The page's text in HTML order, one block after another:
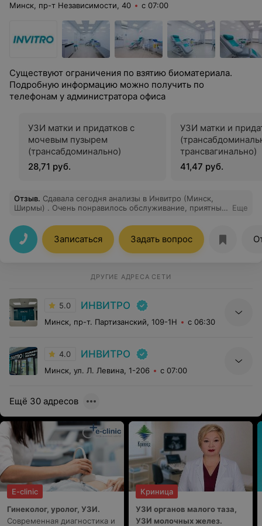
Минск, пр-т Независимости, 40 с 07:00
Существуют ограничения по взятию биоматериала.
Подробную информацию можно получить по
телефонам у администратора офиса
УЗИ матки и придатков с
мочевым пузырем
(трансабдоминально)
28,71 руб.
УЗИ матки и
трансвагинально)
41,47 руб.
Отзыв. Сдавала сегодня анализы в Инвитро (Минск,
Ширмы) . Очень понравилось обслуживание, приятный
объяснили подготовку к анализу, который нужно сдать
в следующий раз. Кровь взяли быстро, я даже не
почувствовала, потом предложили выпить кофе
Еще
Записаться Задать вопрос
ДРУГИЕ АДРЕСА СЕТИ
5.0 ИНВИТРО
Минск, пр-т. Партизанский, 109-1Н с 06:30
4.0 ИНВИТРО
Минск, ул. Л. Левина, 1-206 с 07:00
Ещё 30 адресов
E-clinic
Гинеколог, уролог, УЗИ.
Современная диагностика и
Криница
УЗИ органов малого таза,
УЗИ молочных желез.